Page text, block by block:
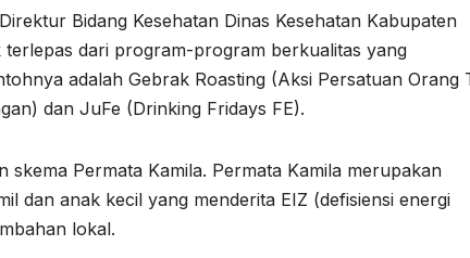
Bidang Kesehatan Dinas Kesehatan Kabupaten
dari program-program berkualitas yang
adalah Gebrak Roasting (Aksi Persatuan Orang
dan JuFe (Drinking Fridays FE).
Permata Kamila. Permata Kamila merupakan
dan anak kecil yang menderita EIZ (defisiensi energi
lokal.